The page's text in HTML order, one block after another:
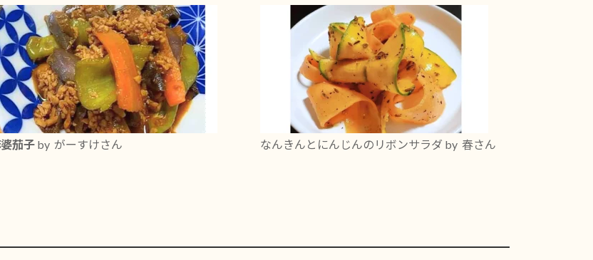
茄子 by がーすけさん なんきんとにんじんのリボンサラダ by 春さん